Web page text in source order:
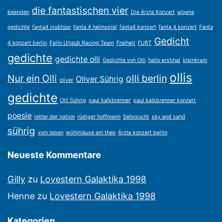
beenden die fantastischen vier Die Ärzte Konzert eigene
gedichte fanta4 clubtour fanta 4 heimspiel fanta4 konzert fanta 4 konzert Fanta
4 konzert berlin Farin Urlaub Racing Team Freiheit FURT Gedicht
gedichte gedichte olli Gedichte von Olli hallo erstmal kleinkram
Nur ein Olli oliver Oliver Sührig olli berlin ollis
gedichte Olli Sührig paul kalkbrenner paul kalkbrenner konzert
poesie retter der nation rüdiger hoffmann Sehnsucht sky and sand
sührig vom leben wühlmäuse am theo Ärzte konzert berlin
Neueste Kommentare
Gilly zu Lovestern Galaktika 1998
Henne zu Lovestern Galaktika 1998